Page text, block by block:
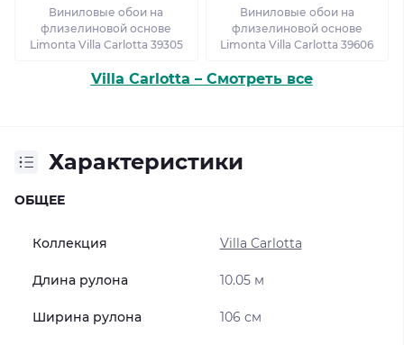
Виниловые обои на
флизелиновой основе
Limonta Villa Carlotta 39305
Виниловые обои на
флизелиновой основе
Limonta Villa Carlotta 39606
Villa Carlotta – Смотреть все
Характеристики
ОБЩЕЕ
Коллекция Villa Carlotta
Длина рулона 10.05 м
Ширина рулона 106 см